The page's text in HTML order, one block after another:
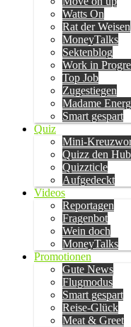
Watts On
Rat der Weisen
MoneyTalks
Sektenblog
Work in
Top Job
Zugestiegen
Madame
Smart gespart
Quiz
Mini-
Quizz den
Quizzticle
Aufgedeckt
Videos
Reportagen
Fragenbot
Wein doch
MoneyTalks
Promotionen
Gute News
Flugmodus
Smart gespart
Reise-Glück
Meat & Greet